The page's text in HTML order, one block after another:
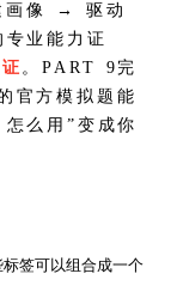
画像 → 驱动
业能力证
。PART 9完
官方模拟题能
么用”变成你
签可以组合成一个